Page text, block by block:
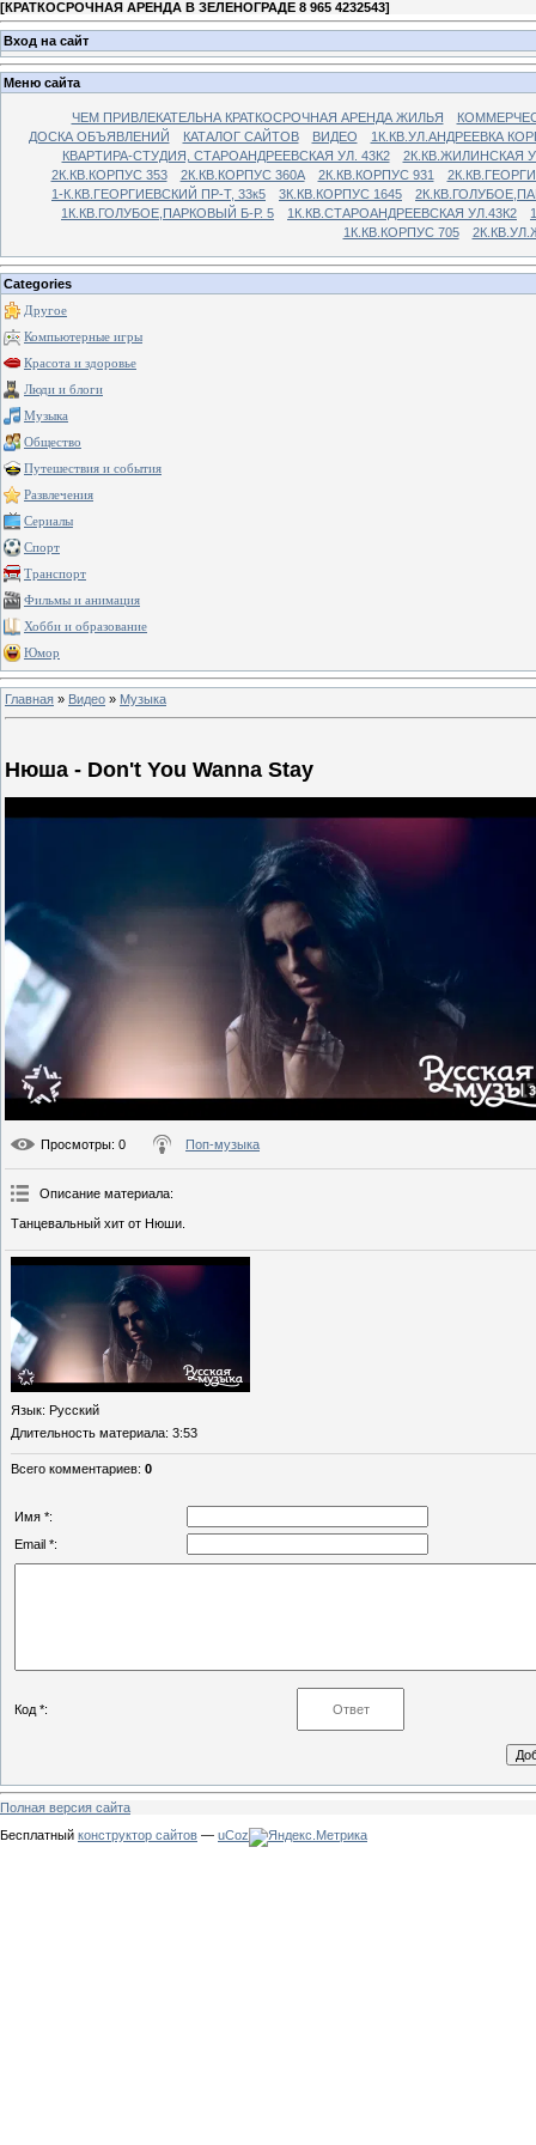
[КРАТКОСРОЧНАЯ АРЕНДА В ЗЕЛЕНОГРАДЕ 8 965 4232543]
Вход на сайт
Меню сайта
ЧЕМ ПРИВЛЕКАТЕЛЬНА КРАТКОСРОЧНАЯ АРЕНДА ЖИЛЬЯ
ДОСКА ОБЪЯВЛЕНИЙ
КАТАЛОГ САЙТОВ ВИДЕО
1К.КВ.УЛ.АНДРЕЕВКА
КВАРТИРА-СТУДИЯ, СТАРОАНДРЕЕВСКАЯ УЛ. 43К2
2К.КВ.ЖИЛИНСКАЯ
2К.КВ.КОРПУС 353
2К.КВ.КОРПУС 360А 2К.КВ.КОРПУС 931
1-К.КВ.ГЕОРГИЕВСКИЙ ПР-Т, 33к5
3К.КВ.КОРПУС 1645
1К.КВ.ГОЛУБОЕ,ПАРКОВЫЙ Б-Р. 5
1К.КВ.СТАРОАНДРЕЕВСКАЯ УЛ.43К2
1К.КВ.КОРПУС 705
Categories
Другое
Компьютерные игры
Красота и здоровье
Люди и блоги
Музыка
Общество
Путешествия и события
Развлечения
Сериалы
Спорт
Транспорт
Фильмы и анимация
Хобби и образование
Юмор
Главная » Видео » Музыка
Нюша - Don't You Wanna Stay
Просмотры: 0 Поп-музыка
Описание материала:
Танцевальный хит от Нюши.
Язык: Русский
Длительность материала: 3:53
Всего комментариев: 0
Имя *:
Email *:
Код *:
Полная версия сайта
Бесплатный конструктор сайтов — uCoz